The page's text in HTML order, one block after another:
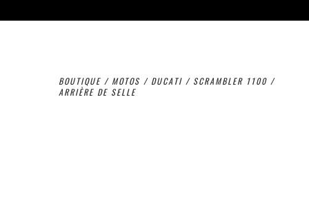
BOUTIQUE/ MOTOS / DUCATI/ SCRAMBLER 1100/
ARRIÈRE DE SELLE